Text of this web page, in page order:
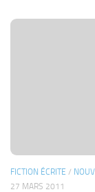
FICTION ÉCRITE /
27 MARS 2011